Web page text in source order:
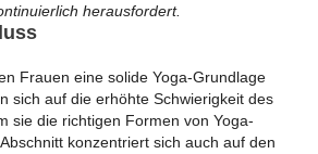
herausfordert.
Frauen eine solide Yoga-Grundlage
sich auf die erhöhte Schwierigkeit des
sie die richtigen Formen von Yoga-
konzentriert sich auch auf den